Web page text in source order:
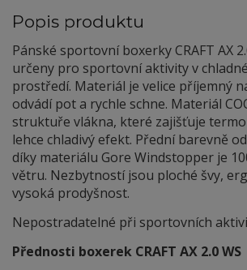
Popis produktu
Pánské sportovní boxerky CRAFT AX
určeny pro sportovní aktivity v
prostředí. Materiál je velice příjemný
odvádí pot a rychle schne. Materiál
struktuře vlákna, které zajišťuje
lehce chladivý efekt. Přední barevně
díky materiálu Gore Windstopper je
větru. Nezbytností jsou ploché švy,
vysoká prodyšnost.
Nepostradatelné při sportovních
Přednosti boxerek CRAFT AX 2.0 WS